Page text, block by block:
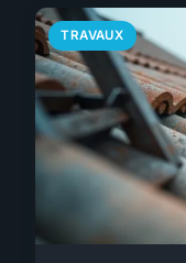
TRAVAUX